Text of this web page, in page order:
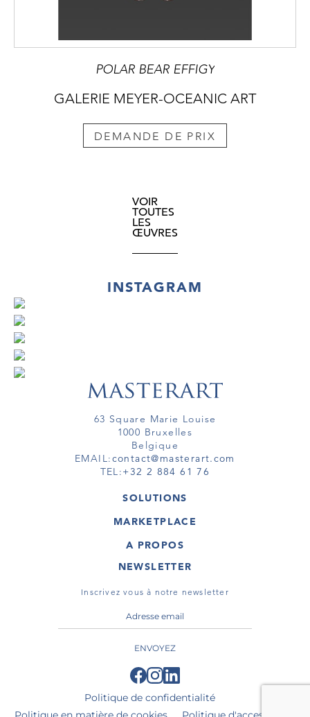
POLAR BEAR EFFIGY
GALERIE MEYER-OCEANIC ART
DEMANDE DE PRIX
VOIR
TOUTES
LES
ŒUVRES
INSTAGRAM
63 Square Marie Louise
1000 Bruxelles
Belgique
EMAIL:contact@masterart.com
TEL:+32 2 884 61 76
SOLUTIONS
GALERIE
ARTISTE
TOUR VIRTUEL
MARKETPLACE
OEUVRES D'ART
TOURS VIRTUELS
A PROPOS
MASTERART
CONDITIONS GÉNÉRALES
NEWSLETTER
Inscrivez vous à notre newsletter
ENVOYEZ
Politique de confidentialité